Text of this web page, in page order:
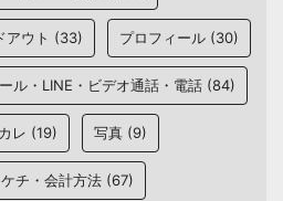
アウト (33) プロフィール (30)
ル・LINE・ビデオ通話・電話 (84)
レ (19) 写真 (9)
チ・会計方法 (67)